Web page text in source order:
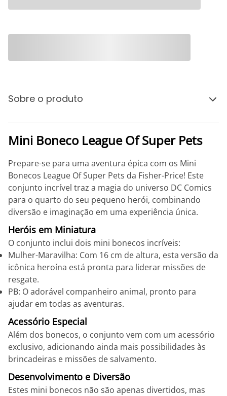
Sobre o produto
Mini Boneco League Of Super Pets
Prepare-se para uma aventura épica com os Mini
Bonecos League Of Super Pets da Fisher-Price! Este
conjunto incrível traz a magia do universo DC Comics
para o quarto do seu pequeno herói, combinando
diversão e imaginação em uma experiência única.
Heróis em Miniatura
O conjunto inclui dois mini bonecos incríveis:
Mulher-Maravilha: Com 16 cm de altura, esta versão da
icônica heroína está pronta para liderar missões de
resgate.
PB: O adorável companheiro animal, pronto para
ajudar em todas as aventuras.
Acessório Especial
Além dos bonecos, o conjunto vem com um acessório
exclusivo, adicionando ainda mais possibilidades às
brincadeiras e missões de salvamento.
Desenvolvimento e Diversão
Estes mini bonecos não são apenas divertidos, mas